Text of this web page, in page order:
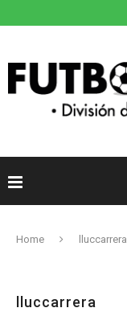
Home lluccarrera
lluccarrera